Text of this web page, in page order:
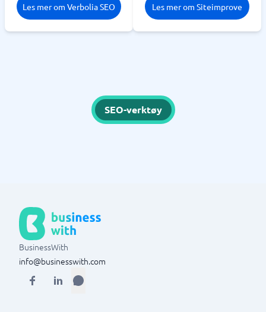
Les mer om Verbolia SEO Les mer om Siteimprove
SEO-verktøy
BusinessWith
info@businesswith.com